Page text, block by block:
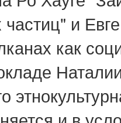
частиц" и
как